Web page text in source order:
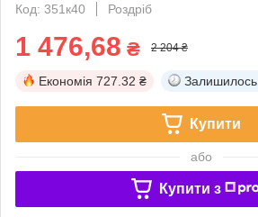
Код: 351к40
Роздріб
1 476,68 ₴ 2 204 ₴
Економія 727.32 ₴ Залишилось
Купити
або
Купити з